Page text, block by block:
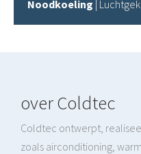
Noodkoeling |
over Coldtec
Coldtec ontwerpt,
zoals airconditioning,